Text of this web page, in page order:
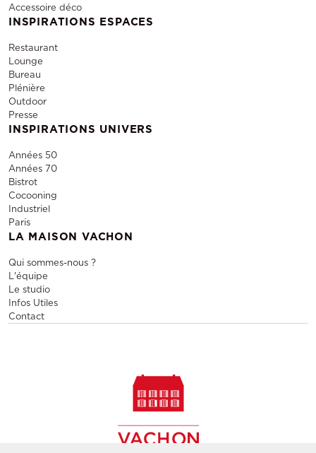
Accessoire déco
INSPIRATIONS ESPACES
Restaurant
Lounge
Bureau
Plénière
Outdoor
Presse
INSPIRATIONS UNIVERS
Années 50
Années 70
Bistrot
Cocooning
Industriel
Paris
LA MAISON VACHON
Qui sommes-nous ?
L'équipe
Le studio
Infos Utiles
Contact